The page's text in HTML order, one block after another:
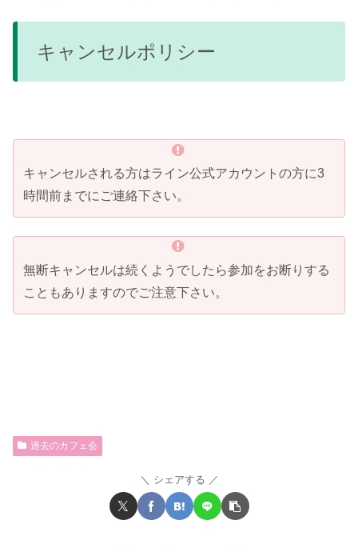
キャンセルポリシー
キャンセルされる方はライン公式アカウントの方に3
時間前までにご連絡下さい。
無断キャンセルは続くようでしたら参加をお断りする
こともありますのでご注意下さい。
過去のカフェ会
シェアする